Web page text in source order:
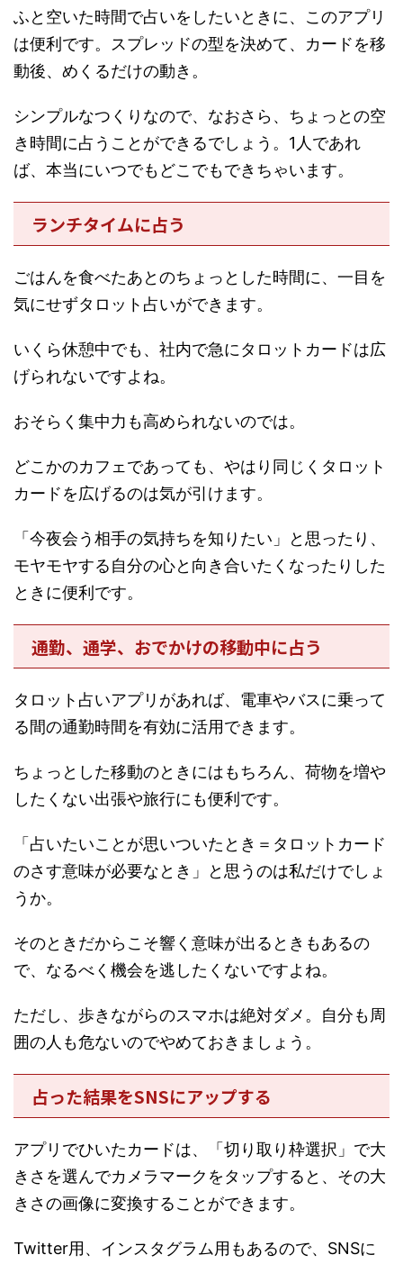
ふと空いた時間で占いをしたいときに、このアプリ
は便利です。スプレッドの型を決めて、カードを移
動後、めくるだけの動き。
シンプルなつくりなので、なおさら、ちょっとの空
き時間に占うことができるでしょう。1人であれ
ば、本当にいつでもどこでもできちゃいます。
ランチタイムに占う
ごはんを食べたあとのちょっとした時間に、一目を
気にせずタロット占いができます。
いくら休憩中でも、社内で急にタロットカードは広
げられないですよね。
おそらく集中力も高められないのでは。
どこかのカフェであっても、やはり同じくタロット
カードを広げるのは気が引けます。
「今夜会う相手の気持ちを知りたい」と思ったり、
モヤモヤする自分の心と向き合いたくなったりした
ときに便利です。
通勤、通学、おでかけの移動中に占う
タロット占いアプリがあれば、電車やバスに乗って
る間の通勤時間を有効に活用できます。
ちょっとした移動のときにはもちろん、荷物を増や
したくない出張や旅行にも便利です。
「占いたいことが思いついたとき＝タロットカード
のさす意味が必要なとき」と思うのは私だけでしょ
うか。
そのときだからこそ響く意味が出るときもあるの
で、なるべく機会を逃したくないですよね。
ただし、歩きながらのスマホは絶対ダメ。自分も周
囲の人も危ないのでやめておきましょう。
占った結果をSNSにアップする
アプリでひいたカードは、「切り取り枠選択」で大
きさを選んでカメラマークをタップすると、その大
きさの画像に変換することができます。
Twitter用、インスタグラム用もあるので、SNSに